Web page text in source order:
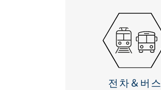
전차＆버스